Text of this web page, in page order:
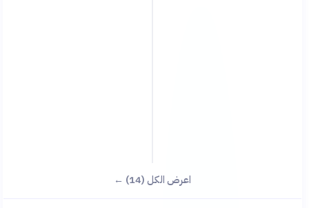
اعرض الكل (14) ←